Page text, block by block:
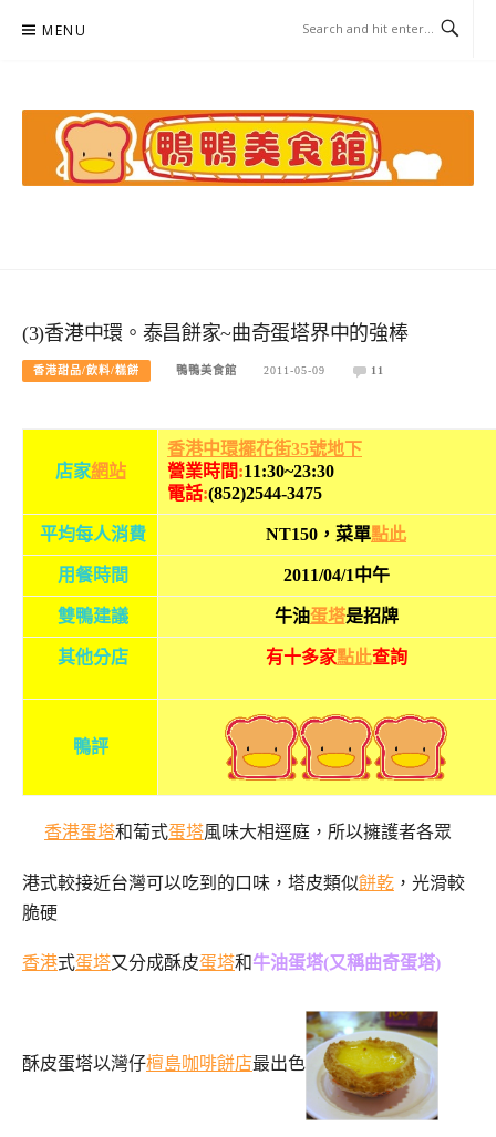
MENU
(3)香港中環。泰昌餅家~曲奇蛋塔界中的強棒
香港甜品/飲料/糕餅 鴨鴨美食館 2011-05-09 11
店家網站
香港中環擺花街35號地下
營業時間:11:30~23:30
電話:(852)2544-3475
平均每人消費 NT150，菜單點此
用餐時間 2011/04/1中午
雙鴨建議 牛油蛋塔是招牌
其他分店 有十多家點此查詢
鴨評
香港蛋塔和葡式蛋塔風味大相逕庭，所以擁護者各眾
港式較接近台灣可以吃到的口味，塔皮類似餅乾 ，光滑較
脆硬
香港式蛋塔又分成酥皮蛋塔和牛油蛋塔(又稱曲奇蛋塔)
酥皮蛋塔以灣仔檀島咖啡餅店最出色